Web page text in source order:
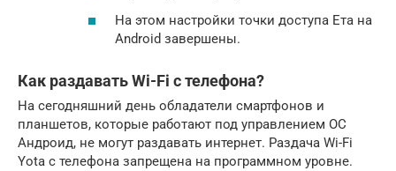
На этом настройки точки доступа Ета на
Android завершены.
Как раздавать Wi-Fi с телефона?
На сегодняшний день обладатели смартфонов и
планшетов, которые работают под управлением ОС
Андроид, не могут раздавать интернет. Раздача Wi-Fi
Yota с телефона запрещена на программном уровне.